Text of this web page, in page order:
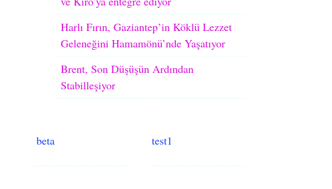
Harlı Fırın, Gaziantep’in Köklü Lezzet
Geleneğini Hamamönü’nde Yaşatıyor
Brent, Son Düşüşün Ardından
Stabilleşiyor
beta test1